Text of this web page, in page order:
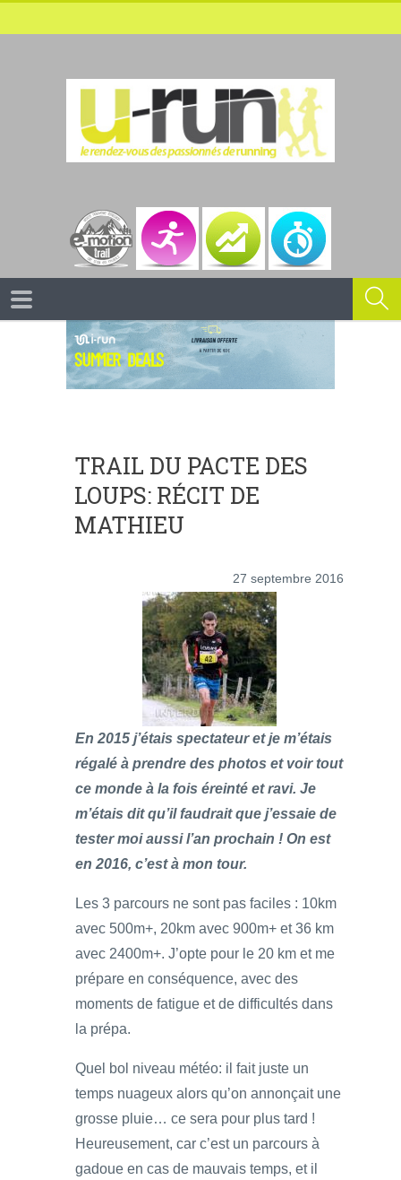
TRAIL DU PACTE DES
LOUPS: RÉCIT DE
MATHIEU
27 septembre 2016
En 2015 j’étais spectateur et je m’étais
régalé à prendre des photos et voir tout
ce monde à la fois éreinté et ravi. Je
m’étais dit qu’il faudrait que j’essaie de
tester moi aussi l’an prochain ! On est
en 2016, c’est à mon tour.
Les 3 parcours ne sont pas faciles : 10km
avec 500m+, 20km avec 900m+ et 36 km
avec 2400m+. J’opte pour le 20 km et me
prépare en conséquence, avec des
moments de fatigue et de difficultés dans
la prépa.
Quel bol niveau météo: il fait juste un
temps nuageux alors qu’on annonçait une
grosse pluie… ce sera pour plus tard !
Heureusement, car c’est un parcours à
gadoue en cas de mauvais temps, et il